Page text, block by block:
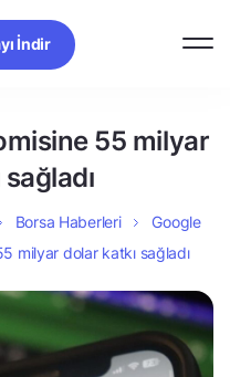
İndir
55 milyar
Borsa Haberleri
Google
milyar dolar katkı sağladı